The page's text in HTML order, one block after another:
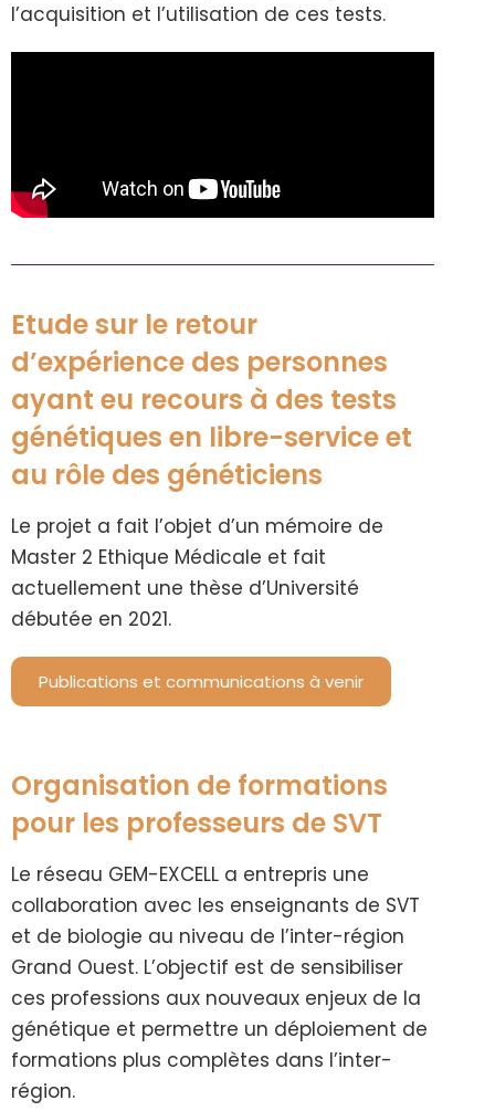
l’acquisition et l’utilisation de ces tests.
Etude sur le retour
d’expérience des personnes
ayant eu recours à des tests
génétiques en libre-service et
au rôle des généticiens
Le projet a fait l’objet d’un mémoire de
Master 2 Ethique Médicale et fait
actuellement une thèse d’Université
débutée en 2021.
Publications et communications à venir
Organisation de formations
pour les professeurs de SVT
Le réseau GEM-EXCELL a entrepris une
collaboration avec les enseignants de SVT
et de biologie au niveau de l’inter-région
Grand Ouest. L’objectif est de sensibiliser
ces professions aux nouveaux enjeux de la
génétique et permettre un déploiement de
formations plus complètes dans l’inter-
région.